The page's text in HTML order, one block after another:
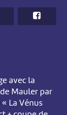
avec la
Mauler par
La Vénus